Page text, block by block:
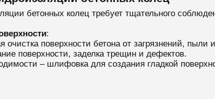
бетонных колец требует тщательного
:
очистка поверхности бетона от загрязнений, пыли
поверхности, заделка трещин и дефектов.
– шлифовка для создания гладкой